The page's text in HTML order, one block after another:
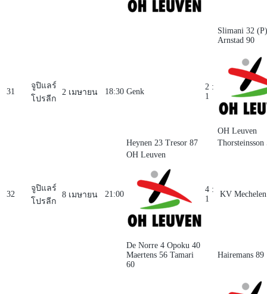
Slimani 32 (P)
Arnstad 90
31
จูปิแลร์
โปรลีก
2 เมษายน 18:30 Genk
2 :
1
OH Leuven
Heynen 23 Tresor 87 Thorsteinsson
32
จูปิแลร์
โปรลีก
8 เมษายน 21:00
OH Leuven
4 :
1
KV Mechelen
De Norre 4 Opoku 40
Maertens 56 Tamari
60
Hairemans 89